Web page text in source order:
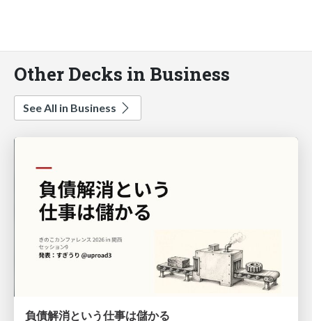
Other Decks in Business
See All in Business
負債解消という仕事は儲かる